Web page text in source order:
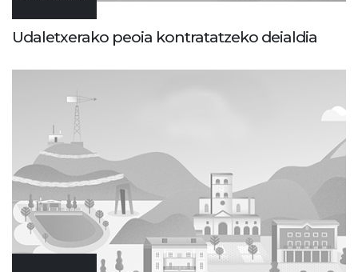
Udaletxerako peoia kontratatzeko deialdia